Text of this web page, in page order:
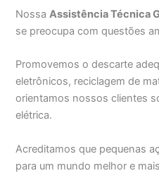
NossaAssistência Técnica
se preocupa com questões
Promovemos o descarte
eletrônicos, reciclagem de
orientamos nossos clientes
elétrica.
Acreditamos que pequenas
para um mundo melhor e